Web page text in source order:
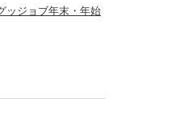
ッジョブ年末・年始